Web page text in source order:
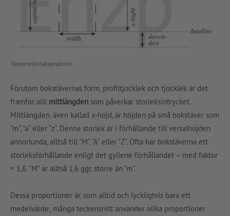
Teckenstorleksanatomi
Förutom bokstävernas form, profiltjocklek och tjocklek är det
framför allt mittlängden som påverkar storleksintrycket.
Mittlängden, även kallad x-höjd, är höjden på små bokstäver som
”m”, ”a” eller ”z”. Denna storlek är i förhållande till versalhöjden
annorlunda, alltså till ”M”, ”A” eller ”Z”. Ofta har bokstäverna ett
storleksförhållande enligt det gyllene förhållandet – med faktor
= 1,6. ”M“ är alltså 1,6 ggr. större än ”m”.
Dessa proportioner är, som alltid och lyckligtvis bara ett
medelvärde; många teckensnitt använder olika proportioner